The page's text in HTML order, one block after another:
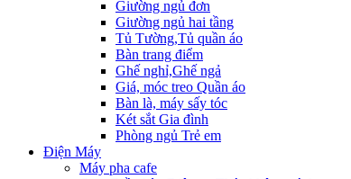
Giường ngủ đơn
Giường ngủ hai tầng
Tủ Tường,Tủ quần áo
Bàn trang điểm
Ghế nghỉ,Ghế ngả
Giá, móc treo Quần áo
Bàn là, máy sấy tóc
Két sắt Gia đình
Phòng ngủ Trẻ em
Điện Máy
Máy pha cafe